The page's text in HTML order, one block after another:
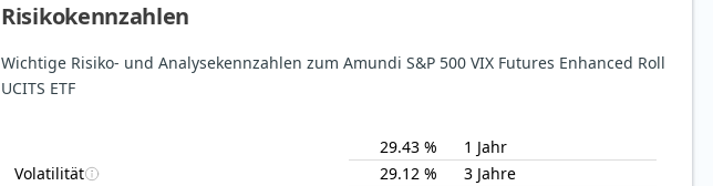
Risikokennzahlen
Wichtige Risiko- und Analysekennzahlen zum Amundi S&P 500 VIX Futures Enhanced Roll
UCITS ETF
Volatilität
29.43 %
1 Jahr
29.12 %
3 Jahre